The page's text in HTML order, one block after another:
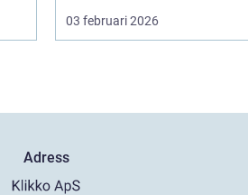
03 februari 2026
Adress